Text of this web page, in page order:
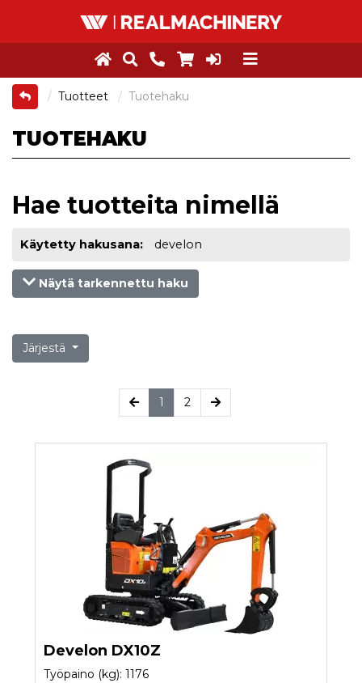
Tuotteet Tuotehaku
TUOTEHAKU
Hae tuotteita nimellä
Käytetty hakusana: develon
Näytä tarkennettu haku
Järjestä
1 (current)
2
Develon DX10Z
Työpaino (kg): 1176